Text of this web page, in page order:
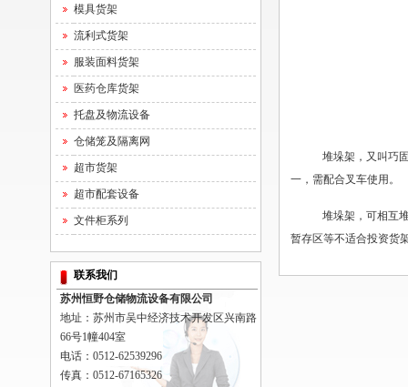
模具货架
流利式货架
服装面料货架
医药仓库货架
托盘及物流设备
仓储笼及隔离网
超市货架
超市配套设备
文件柜系列
联系我们
苏州恒野仓储物流设备有限公司
地址：苏州市吴中经济技术开发区兴南路
66号1幢404室
电话：0512-62539296
传真：0512-67165326
堆垛架，又叫巧
一，需配合叉车使用。
堆垛架，可相互
暂存区等不适合投资货